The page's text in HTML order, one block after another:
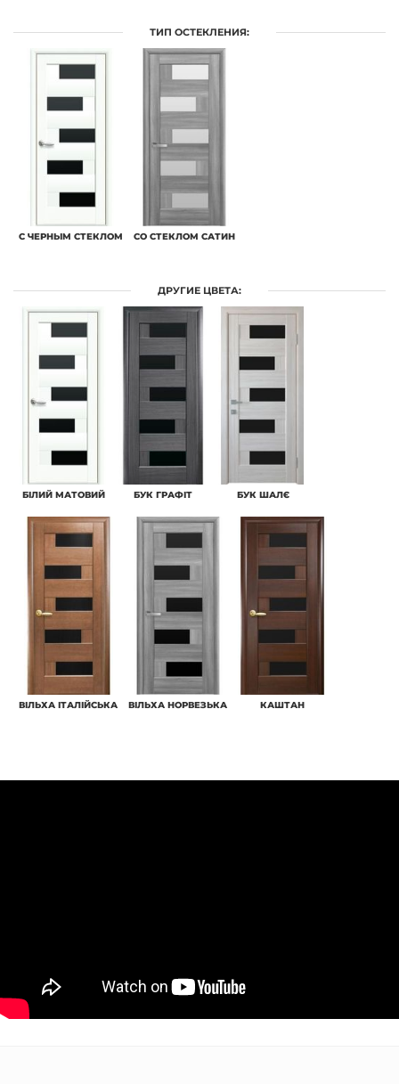
ТИП ОСТЕКЛЕНИЯ:
С ЧЕРНЫМ СТЕКЛОМ СО СТЕКЛОМ САТИН
ДРУГИЕ ЦВЕТА:
БІЛИЙ МАТОВИЙ БУК ГРАФІТ БУК ШАЛЄ
ВІЛЬХА ІТАЛІЙСЬКА ВІЛЬХА НОРВЕЗЬКА КАШТАН